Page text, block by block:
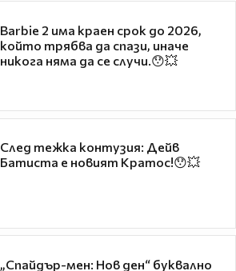
Barbie 2 има краен срок до 2026,
който трябва да спази, иначе
никога няма да се случи.😯💥
След тежка контузия: Дейв
Батиста е новият Кратос!😯💥
„Спайдър-мен: Нов ден“ буквално